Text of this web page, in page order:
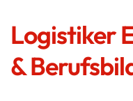
Logistiker
&